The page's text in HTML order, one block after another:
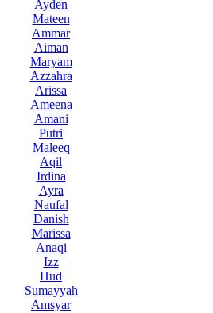
Ayden
Mateen
Ammar
Aiman
Maryam
Azzahra
Arissa
Ameena
Amani
Putri
Maleeq
Aqil
Irdina
Ayra
Naufal
Danish
Marissa
Anaqi
Izz
Hud
Sumayyah
Amsyar